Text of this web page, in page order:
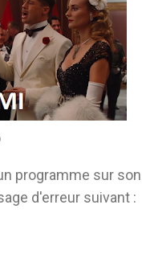
programme sur
d'erreur suivant :